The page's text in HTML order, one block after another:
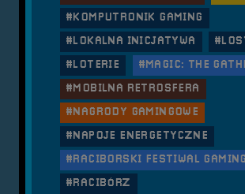
#KOMPUTRONIK GAMING
#LOKALNA INICJATYWA
#LOTERIE
#MAGIC: THE
#MOBILNA RETROSFERA
#NAGRODY GAMINGOWE
#NAPOJE ENERGETYCZNE
#RACIBORSKI FESTIWAL
#RACIBÓRZ